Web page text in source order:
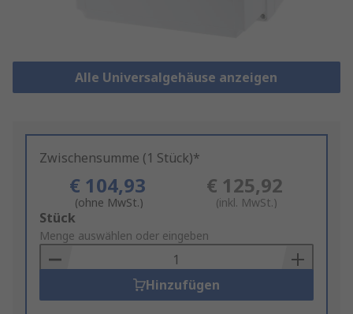
Alle Universalgehäuse anzeigen
Zwischensumme (1 Stück)*
€ 104,93
(ohne MwSt.)
€ 125,92
(inkl. MwSt.)
Add
to
Basket
Stück
Menge auswählen oder eingeben
Hinzufügen